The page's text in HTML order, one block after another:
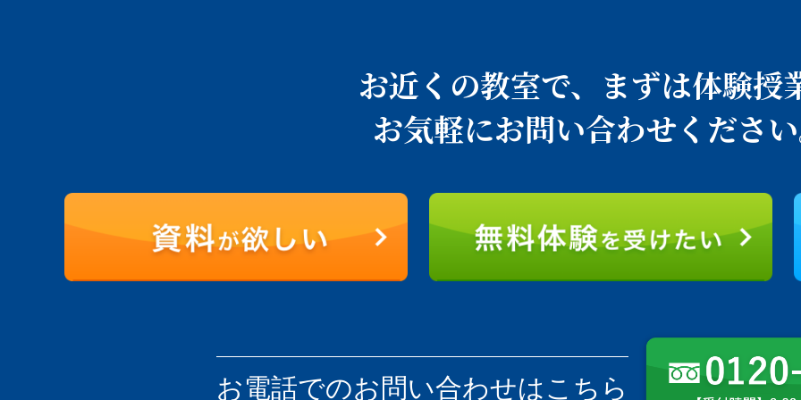
お近くの教室で、 まずは体験授
お気軽にお問い合わせくださ
お電話でのお問い合わせはこちら